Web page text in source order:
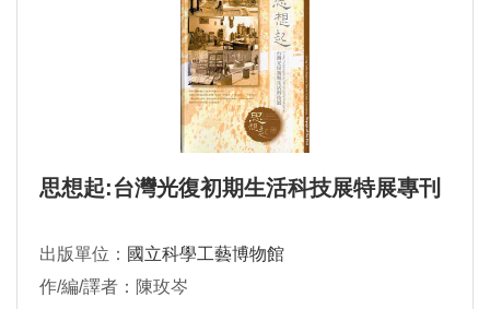
思想起:台灣光復初期生活科技展特展專刊
出版單位： 國立科學工藝博物館
作/編/譯者：陳玫岑